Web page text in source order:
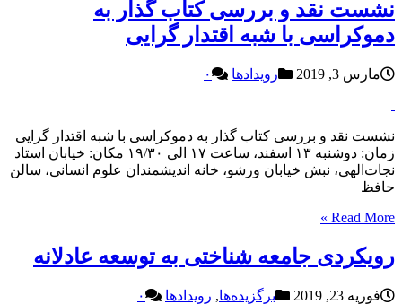
نشست نقد و بررسی کتاب گذار به
دموکراسی با شبه اقتدار گرایی
مارس 3, 2019 رویدادها ۰
نشست نقد و بررسی کتاب گذار به دموکراسی با شبه اقتدار گرایی
زمان: دوشنبه ۱۳ اسفند، ساعت ۱۷ الی ۱۹/۳۰ مکان: خیابان استاد
نجات‌الهی، نبش خیابان ورشو، خانه اندیشمندان علوم انسانی، سالن
حافظ
Read More »
رویکردی جامعه شناختی به توسعه عادلانه
فوریه 23, 2019 برگزیده‌ها, رویدادها ۰